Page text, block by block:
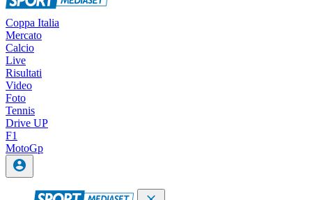
Coppa Italia
Mercato
Calcio
Live
Risultati
Video
Foto
Tennis
Drive UP
F1
MotoGp